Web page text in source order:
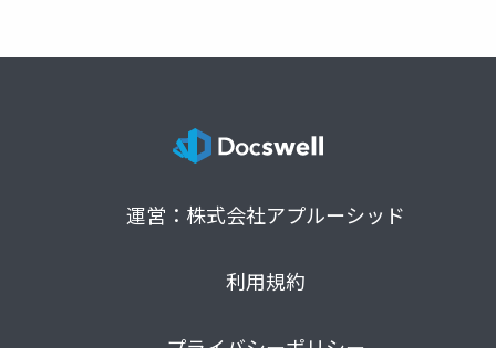
運営：株式会社アプルーシッド
利用規約